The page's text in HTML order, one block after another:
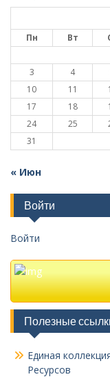
Пн Вт
3
4
10
11
17
18
24
25
31
« Июн
Войти
Войти
Полезные
Единая
Ресурсов